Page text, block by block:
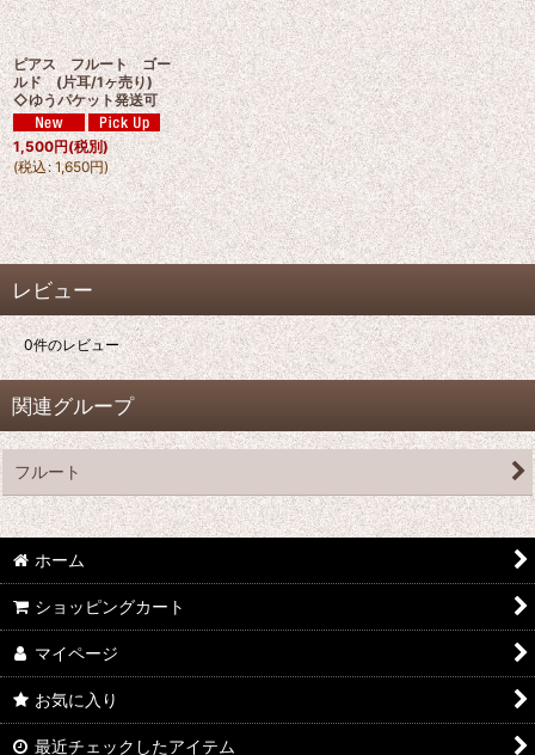
ピアス フルート ゴー
ルド (片耳/1ヶ売り)
◇ゆうパケット発送可
1,500円(税別)
(税込: 1,650円)
レビュー
0件のレビュー
関連グループ
フルート
ホーム
ショッピングカート
マイページ
お気に入り
最近チェックしたアイテム